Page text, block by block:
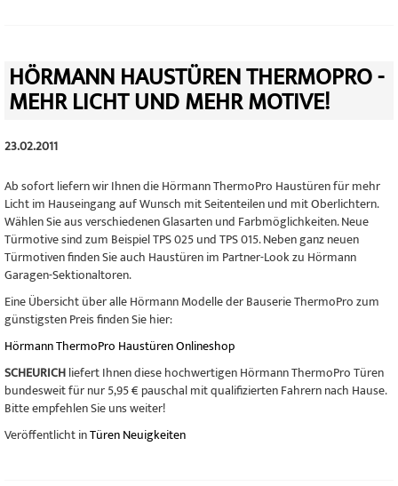
HÖRMANN HAUSTÜREN THERMOPRO -
MEHR LICHT UND MEHR MOTIVE!
23.02.2011
Ab sofort liefern wir Ihnen die Hörmann ThermoPro Haustüren für mehr
Licht im Hauseingang auf Wunsch mit Seitenteilen und mit Oberlichtern.
Wählen Sie aus verschiedenen Glasarten und Farbmöglichkeiten. Neue
Türmotive sind zum Beispiel TPS 025 und TPS 015. Neben ganz neuen
Türmotiven finden Sie auch Haustüren im Partner-Look zu Hörmann
Garagen-Sektionaltoren.
Eine Übersicht über alle Hörmann Modelle der Bauserie ThermoPro zum
günstigsten Preis finden Sie hier:
Hörmann ThermoPro Haustüren Onlineshop
SCHEURICHliefert Ihnen diese hochwertigen Hörmann ThermoPro Türen
bundesweit für nur 5,95 € pauschal mit qualifizierten Fahrern nach Hause.
Bitte empfehlen Sie uns weiter!
Veröffentlicht inTüren Neuigkeiten